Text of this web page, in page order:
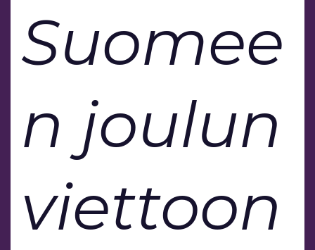
Suomee
n joulun
viettoon